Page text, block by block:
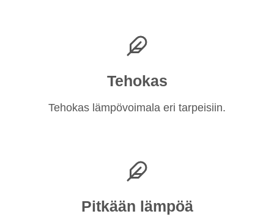
Tehokas
Tehokas lämpövoimala eri tarpeisiin.
Pitkään lämpöä